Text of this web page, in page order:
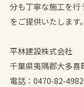
分も丁寧な施工を行
をご提供いたします。
平林建設株式会社
千葉県夷隅郡大多喜
電話：0470-82-4982